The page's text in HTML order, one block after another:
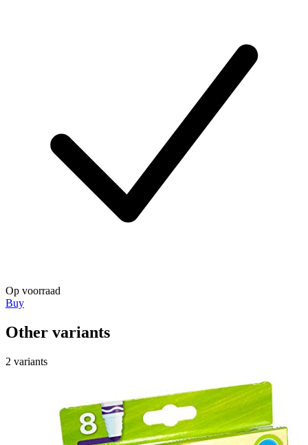
Op voorraad
Buy
Other variants
2 variants